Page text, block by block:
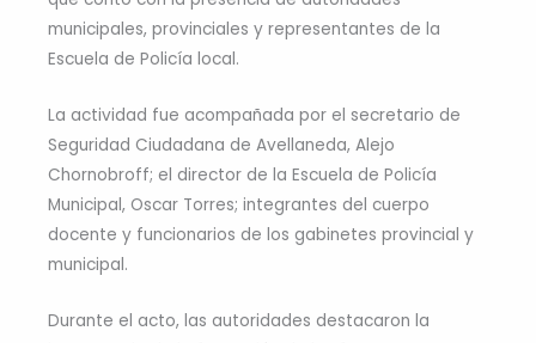
municipales, provinciales y representantes de la
Escuela de Policía local.
La actividad fue acompañada por el secretario de
Seguridad Ciudadana de Avellaneda, Alejo
Chornobroff; el director de la Escuela de Policía
Municipal, Oscar Torres; integrantes del cuerpo
docente y funcionarios de los gabinetes provincial y
municipal.
Durante el acto, las autoridades destacaron la